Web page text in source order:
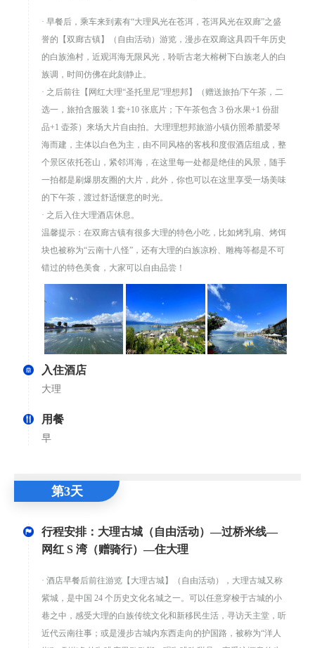
· 早餐后，乘车来到素有“大理风光在苍洱，苍洱风光在双廊”之盛
誉的【双廊古镇】（自由活动）游览，漫步在双廊这具四千年历史
的白族渔村，近观洱海无限风光，聆听古老大榕树下白族老人的白
族调，时间仿佛在此刻静止。
· 之后前往【网红大理“圣托里尼”理想邦】（赠送旅拍/下午茶，二
选一，旅拍含服装 1 套+10 张底片；下午茶包含 3 份水果+1 份甜
品+1 壶茶）来场大片自由拍。大理理想邦旅游小镇仿照希腊爱琴
海而建，主体以白色为主，由不同风格的客栈和度假酒店组成，整
个景区依托苍山，紧邻洱海，在这里每一处都是绝佳的风景，随手
一拍都是刷爆朋友圈的大片，此外，你也可以在这里享受一场美味
的下午茶，渡过舒适惬意的时光。
· 之后入住大理酒店休息。
温馨提示：在双廊古镇有很多大理的特色小吃，比如烤乳扇、烤饵
块也被称为“云南十八怪”，还有大理的白族凉粉、雕梅等都是不可
错过的特色美食，大家可以自由品尝！
入住酒店
大理
用餐
早
第3天
行程安排：大理古城（自由活动）—过桥米线—
网红 S 湾（赠骑行）—住大理
· 酒店早餐后前往游览【大理古城】（自由活动），大理古城又称
紫城，是中国 24 个历史文化名城之一。可以任意穿梭于古城的小
巷之中，感受大理的白族传统文化和新移民生活，寻访天主堂，听
近代云南往事；或是漫步古城内东西走向的护国路，被称为“洋人